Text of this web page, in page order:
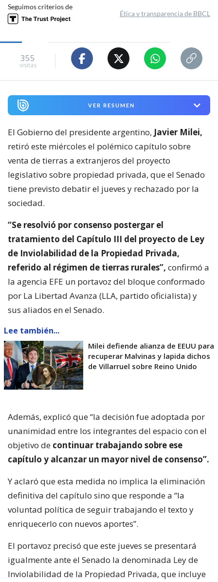
Seguimos criterios de
Ética y transparencia de BBCL
355
visitas
VER RESUMEN
El Gobierno del presidente argentino, Javier Milei,
retiró este miércoles el polémico capítulo sobre
venta de tierras a extranjeros del proyecto
legislativo sobre propiedad privada, que el Senado
tiene previsto debatir el jueves y rechazado por la
sociedad.
“Se resolvió por consenso postergar el
tratamiento del Capítulo III del proyecto de Ley
de Inviolabilidad de la Propiedad Privada,
referido al régimen de tierras rurales”, confirmó a
la agencia EFE un portavoz del bloque conformado
por La Libertad Avanza (LLA, partido oficialista) y
sus aliados en el Senado.
Lee también...
Milei defiende alianza de EEUU para
recuperar Malvinas y lapida dichos
de Villarruel sobre Reino Unido
Además, explicó que “la decisión fue adoptada por
unanimidad entre los integrantes del espacio con el
objetivo de continuar trabajando sobre ese
capítulo y alcanzar un mayor nivel de consenso”.
Y aclaró que esta medida no implica la eliminación
definitiva del capítulo sino que responde a “la
voluntad política de seguir trabajando el texto y
enriquecerlo con nuevos aportes”.
El portavoz precisó que este jueves se presentará
igualmente ante el Senado la denominada Ley de
Inviolabilidad de la Propiedad Privada, que incluye